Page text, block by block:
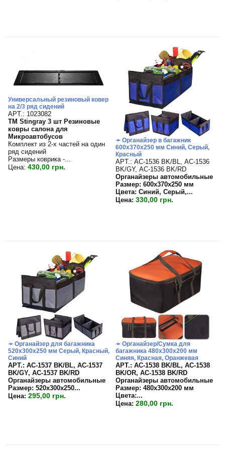
Универсальный резиновый ковер
на 2/3 ряд сидений
APT.: 1023082
TM Stingray 3 шт Резиновые
ковры салона для
Микроавтобусов
Комплект из 2-х частей на один
ряд сидений
Размеры коврика -...
Цена: 430,00 грн.
➛ Органайзер в багажник
600х370х250 мм Синий, Серый,
Красный
APT.: АС-1536 BK/BL, АС-1536
BK/GY, АС-1536 BK/RD
Органайзеры автомобильные
Размер: 600х370х250 мм
Цвета: Синий, Серый,...
Цена: 330,00 грн.
➛ Органайзер для багажника
520х300х250 мм Серый, Красный,
Синий
APT.: АС-1537 BK/BL, АС-1537
BK/GY, АС-1537 BK/RD
Органайзеры автомобильные
Размер: 520х300х250...
Цена: 295,00 грн.
➛ Органайзер/Сумка для
багажника 480х300х200 мм
Синяя, Красная, Оранжевая
APT.: АС-1538 BK/BL, АС-1538
BK/OR, АС-1538 BK/RD
Органайзеры автомобильные
Размер: 480х300х200 мм
Цвета:...
Цена: 280,00 грн.